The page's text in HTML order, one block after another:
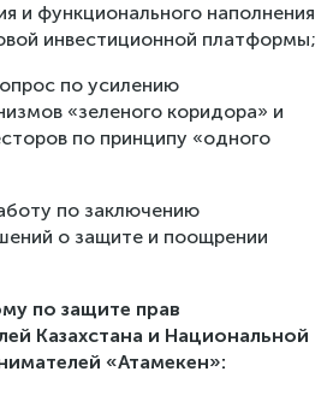
и функционального наполнения
инвестиционной платформы;
по усилению
«зеленого коридора» и
по принципу «одного
по заключению
о защите и поощрении
по защите прав
Казахстана и Национальной
«Атамекен»: